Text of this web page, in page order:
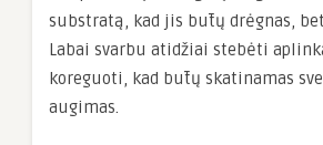
substratą, kad jis būtų drėgnas,
Labai svarbu atidžiai stebėti
koreguoti, kad būtų skatinamas
augimas.